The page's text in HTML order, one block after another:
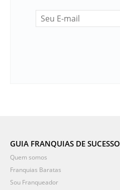
GUIA FRANQUIAS DE SUCESSO
Quem somos
Franquias Baratas
Sou Franqueador